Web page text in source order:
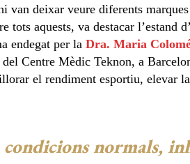
van deixar veure diferents
tots aquests, va destacar l’estand
endegat per la Dra. Maria
Centre Mèdic Teknon, a
el rendiment esportiu, elevar
condicions normals,